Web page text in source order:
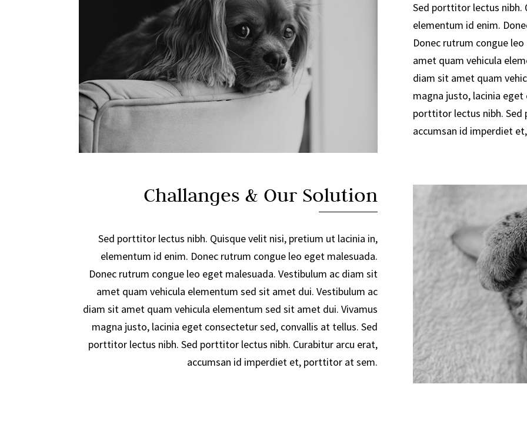
Sed porttitor lectus nibh.
elementum id enim.
Donec rutrum congue
amet quam vehicula
diam sit amet quam
magna justo, lacinia
porttitor lectus nibh. Sed
accumsan id imperdiet
Challanges & Our Solution
Sed porttitor lectus nibh. Quisque velit nisi, pretium ut lacinia in,
elementum id enim. Donec rutrum congue leo eget malesuada.
Donec rutrum congue leo eget malesuada. Vestibulum ac diam sit
amet quam vehicula elementum sed sit amet dui. Vestibulum ac
diam sit amet quam vehicula elementum sed sit amet dui. Vivamus
magna justo, lacinia eget consectetur sed, convallis at tellus. Sed
porttitor lectus nibh. Sed porttitor lectus nibh. Curabitur arcu erat,
accumsan id imperdiet et, porttitor at sem.